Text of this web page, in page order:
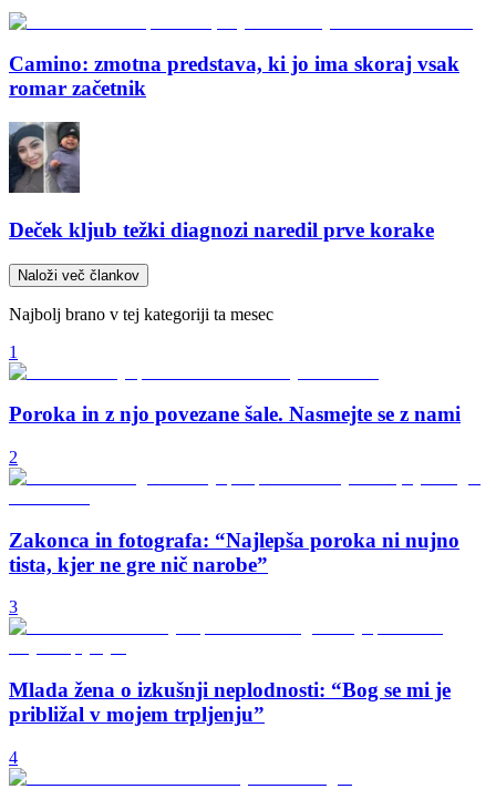
Camino: zmotna predstava, ki jo ima skoraj vsak
romar začetnik
Deček kljub težki diagnozi naredil prve korake
Naloži več člankov
Najbolj brano v tej kategoriji ta mesec
1
Poroka in z njo povezane šale. Nasmejte se z nami
2
Zakonca in fotografa: “Najlepša poroka ni nujno
tista, kjer ne gre nič narobe”
3
Mlada žena o izkušnji neplodnosti: “Bog se mi je
približal v mojem trpljenju”
4